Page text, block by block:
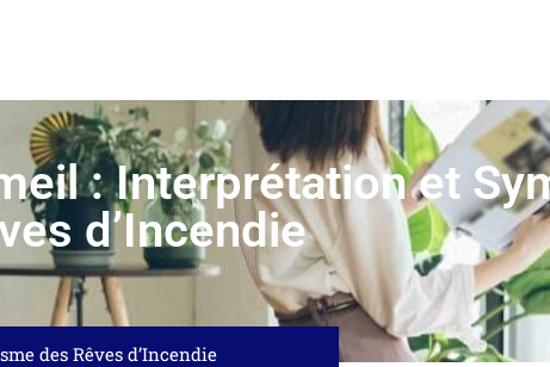
: Interprétation et
d’Incendie
des Rêves d’Incendie